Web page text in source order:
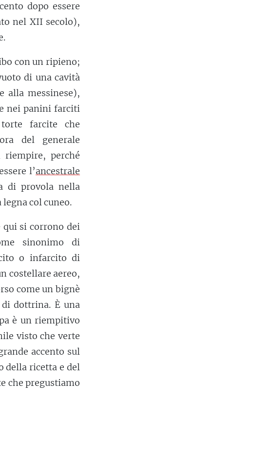
dopo essere
nel XII secolo),
con un ripieno;
di una cavità
alla messinese),
nei panini farciti
farcite che
del generale
perché
l’ancestrale
di provola nella
col cuneo.
qui si corrono dei
sinonimo di
o infarcito di
costellare aereo,
come un bignè
dottrina. È una
è un riempitivo
visto che verte
accento sul
della ricetta e del
che pregustiamo